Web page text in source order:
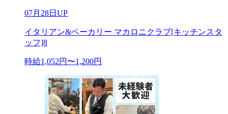
07月28日UP
イタリアン&ベーカリー マカロニクラブ[キッチンスタ
ッフ]8
時給1,052円〜1,200円